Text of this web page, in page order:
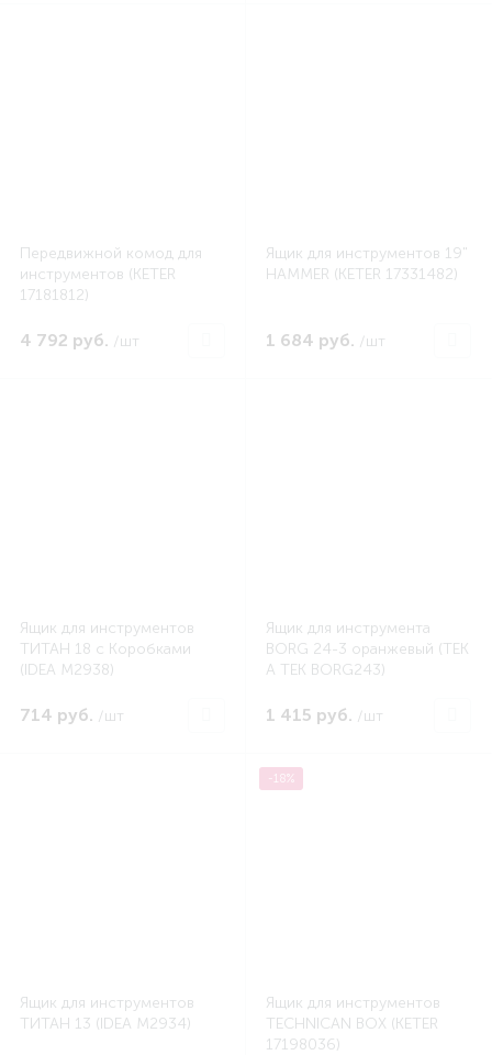
Передвижной комод для
инструментов (KETER
17181812)
4 792 руб. /шт
Ящик для инструментов 19"
HAMMER (KETER 17331482)
1 684 руб. /шт
Ящик для инструментов
ТИТАН 18 с Коробками
(IDEA M2938)
714 руб. /шт
Ящик для инструмента
BORG 24-3 оранжевый (TEK
A TEK BORG243)
1 415 руб. /шт
Ящик для инструментов
ТИТАН 13 (IDEA M2934)
-18%
Ящик для инструментов
TECHNICAN BOX (KETER
17198036)